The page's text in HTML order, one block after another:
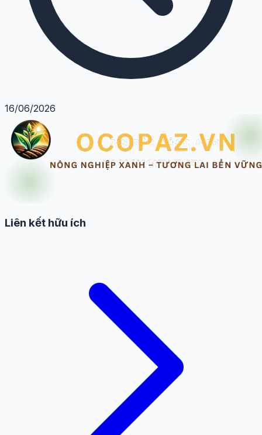
16/06/2026
Liên kết hữu ích